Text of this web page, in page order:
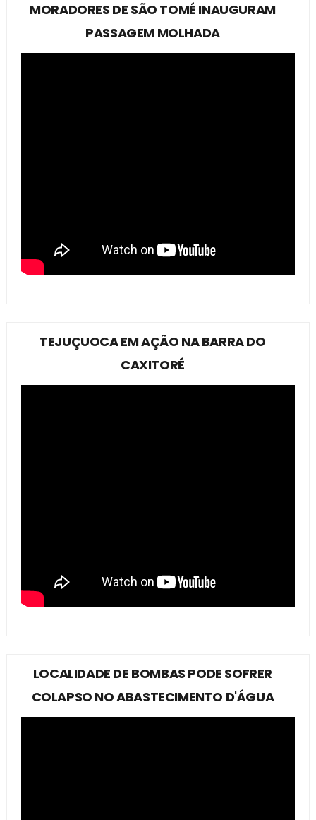
MORADORES DE SÃO TOMÉ INAUGURAM
PASSAGEM MOLHADA
TEJUÇUOCA EM AÇÃO NA BARRA DO
CAXITORÉ
LOCALIDADE DE BOMBAS PODE SOFRER
COLAPSO NO ABASTECIMENTO D'ÁGUA